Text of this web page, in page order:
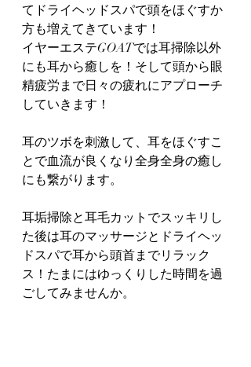
てドライヘッドスパで頭をほぐすか
方も増えてきています！
イヤーエステGOATでは耳掃除以外
にも耳から癒しを！そして頭から眼
精疲労まで日々の疲れにアプローチ
していきます！
耳のツボを刺激して、耳をほぐすこ
とで血流が良くなり全身全身の癒し
にも繋がります。
耳垢掃除と耳毛カットでスッキリし
た後は耳のマッサージとドライヘッ
ドスパで耳から頭首までリラック
ス！たまにはゆっくりした時間を過
ごしてみませんか。